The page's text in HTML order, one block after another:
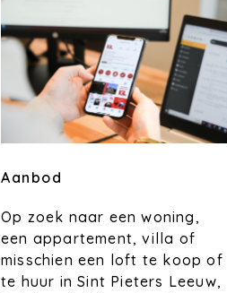
Aanbod
Op zoek naar een woning,
een appartement, villa of
misschien een loft te koop of
te huur in Sint Pieters Leeuw,